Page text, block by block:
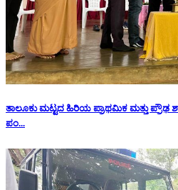
ತಾಲೂಕು ಮಟ್ಟದ ಹಿರಿಯ ಪ್ರಾಥಮಿಕ ಮತ್ತು ಪ್ರೌಢ
ಪಂ...